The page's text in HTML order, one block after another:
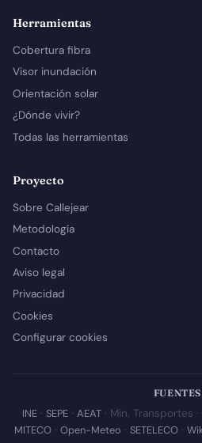
Herramientas
Cobertura fibra
Visor inundación
Orientación solar
¿Dónde vivir?
Todas las herramientas
Proyecto
Sobre Callejear
Metodología
Contacto
Aviso legal
Privacidad
Cookies
Configurar cookies
FUENTES
INE· SEPE· AEAT· Min. Transportes ·
MITECO· Open-Meteo · SETELECO·